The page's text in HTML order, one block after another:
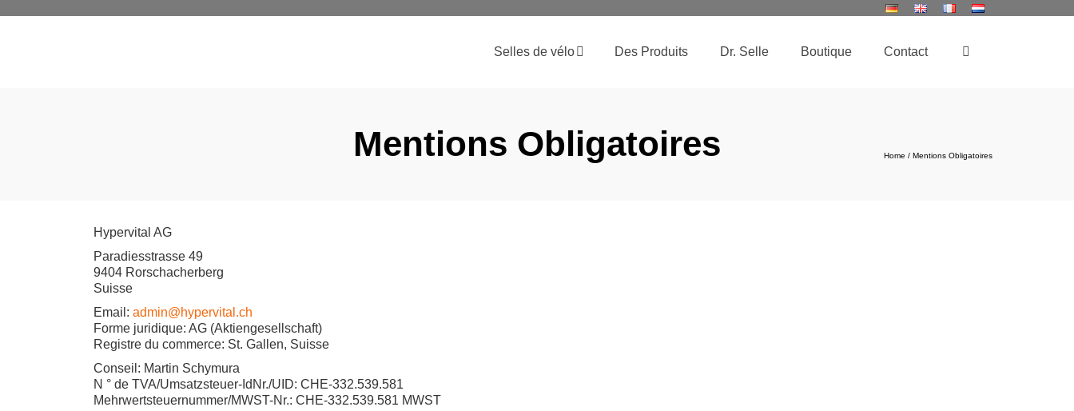
Selles de vélo Des Produits Dr. Selle Boutique Contact
Mentions Obligatoires Home / Mentions Obligatoires
Hypervital AG
Paradiesstrasse 49
9404 Rorschacherberg
Suisse
Email: admin@hypervital.ch
Forme juridique: AG (Aktiengesellschaft)
Registre du commerce: St. Gallen, Suisse
Conseil: Martin Schymura
N ° de TVA/Umsatzsteuer-IdNr./UID: CHE-332.539.581
Mehrwertsteuernummer/MWST-Nr.: CHE-332.539.581 MWST